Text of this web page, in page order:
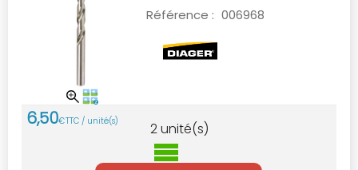
Référence : 006968
6,50€TTC / unité(s) 2unité(s)